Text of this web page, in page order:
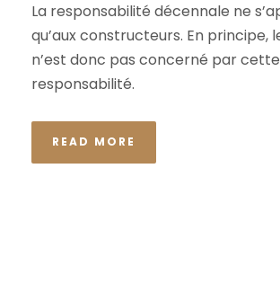
La responsabilité décennale ne
qu’aux constructeurs. En principe,
n’est donc pas concerné par cette
responsabilité.
READ MORE